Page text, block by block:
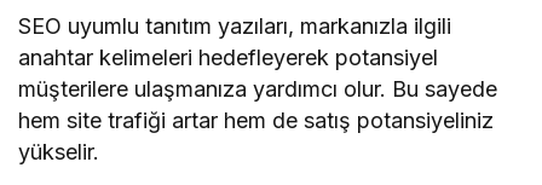
SEO uyumlu tanıtım yazıları, markanızla ilgili
anahtar kelimeleri hedefleyerek potansiyel
müşterilere ulaşmanıza yardımcı olur. Bu sayede
hem site trafiği artar hem de satış potansiyeliniz
yükselir.